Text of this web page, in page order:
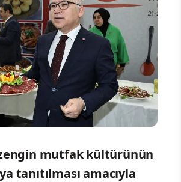
mutfak kültürünün
tanıtılması amacıyla